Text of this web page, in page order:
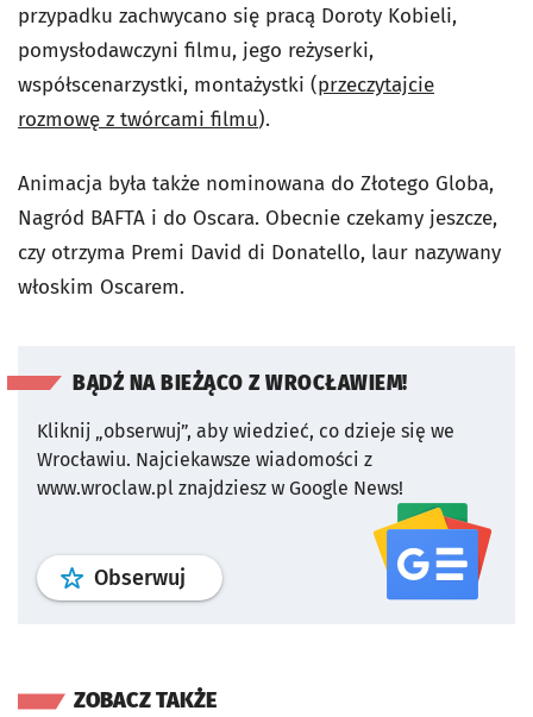
przypadku zachwycano się pracą Doroty Kobieli,
pomysłodawczyni filmu, jego reżyserki,
współscenarzystki, montażystki (przeczytajcie
rozmowę z twórcami filmu).
Animacja była także nominowana do Złotego Globa,
Nagród BAFTA i do Oscara. Obecnie czekamy jeszcze,
czy otrzyma Premi David di Donatello, laur nazywany
włoskim Oscarem.
BĄDŹ NA BIEŻĄCO Z WROCŁAWIEM!
Kliknij „obserwuj”, aby wiedzieć, co dzieje się we
Wrocławiu. Najciekawsze wiadomości z
www.wroclaw.pl znajdziesz w Google News!
Obserwuj profil serwisu
ZOBACZ TAKŻE